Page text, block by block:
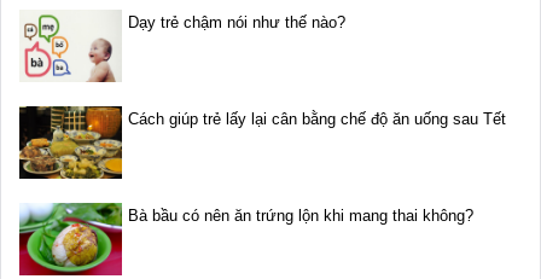
Dạy trẻ chậm nói như thế nào?
Cách giúp trẻ lấy lại cân bằng chế độ ăn uống sau Tết
Bà bầu có nên ăn trứng lộn khi mang thai không?